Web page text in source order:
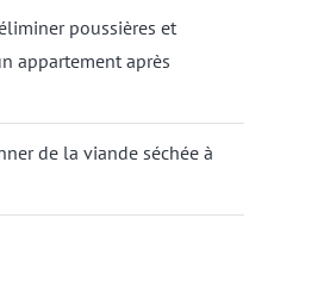
poussières et
appartement après
de la viande séchée à